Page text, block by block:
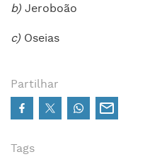
b) Jeroboão
c) Oseias
Partilhar
Tags